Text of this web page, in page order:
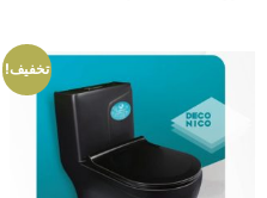
تخفیف!